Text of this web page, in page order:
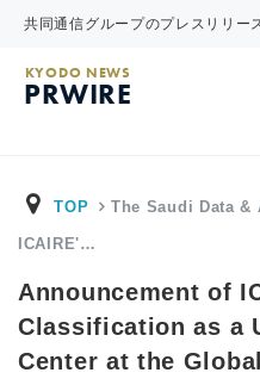
共同通信グループのプレスリリー
KYODO NEWS
PRWIRE
TOP The Saudi Data
ICAIRE'…
Announcement of
Classification as a
Center at the